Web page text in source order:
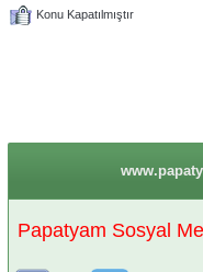
Konu Kapatılmıştır
Papatyam Sosyal